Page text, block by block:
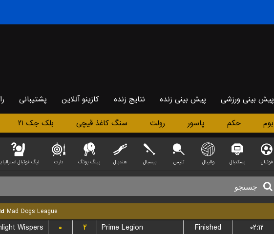
پیش بینی ورزشی پیش بینی زنده نتایج زنده کازینو آنلاین پشتیبانی
بوم حکم پاسور رولت سنگ کاغذ قیچی بلک جک ۲۱
فوتبال بسکتبال والیبال تنیس بیسبال هندبال پینگ پونگ دارت لیگ فوتبال
Mad Dogs League
Wispers ۰ ۲ Prime Legion Finished
۰۲:۱۲